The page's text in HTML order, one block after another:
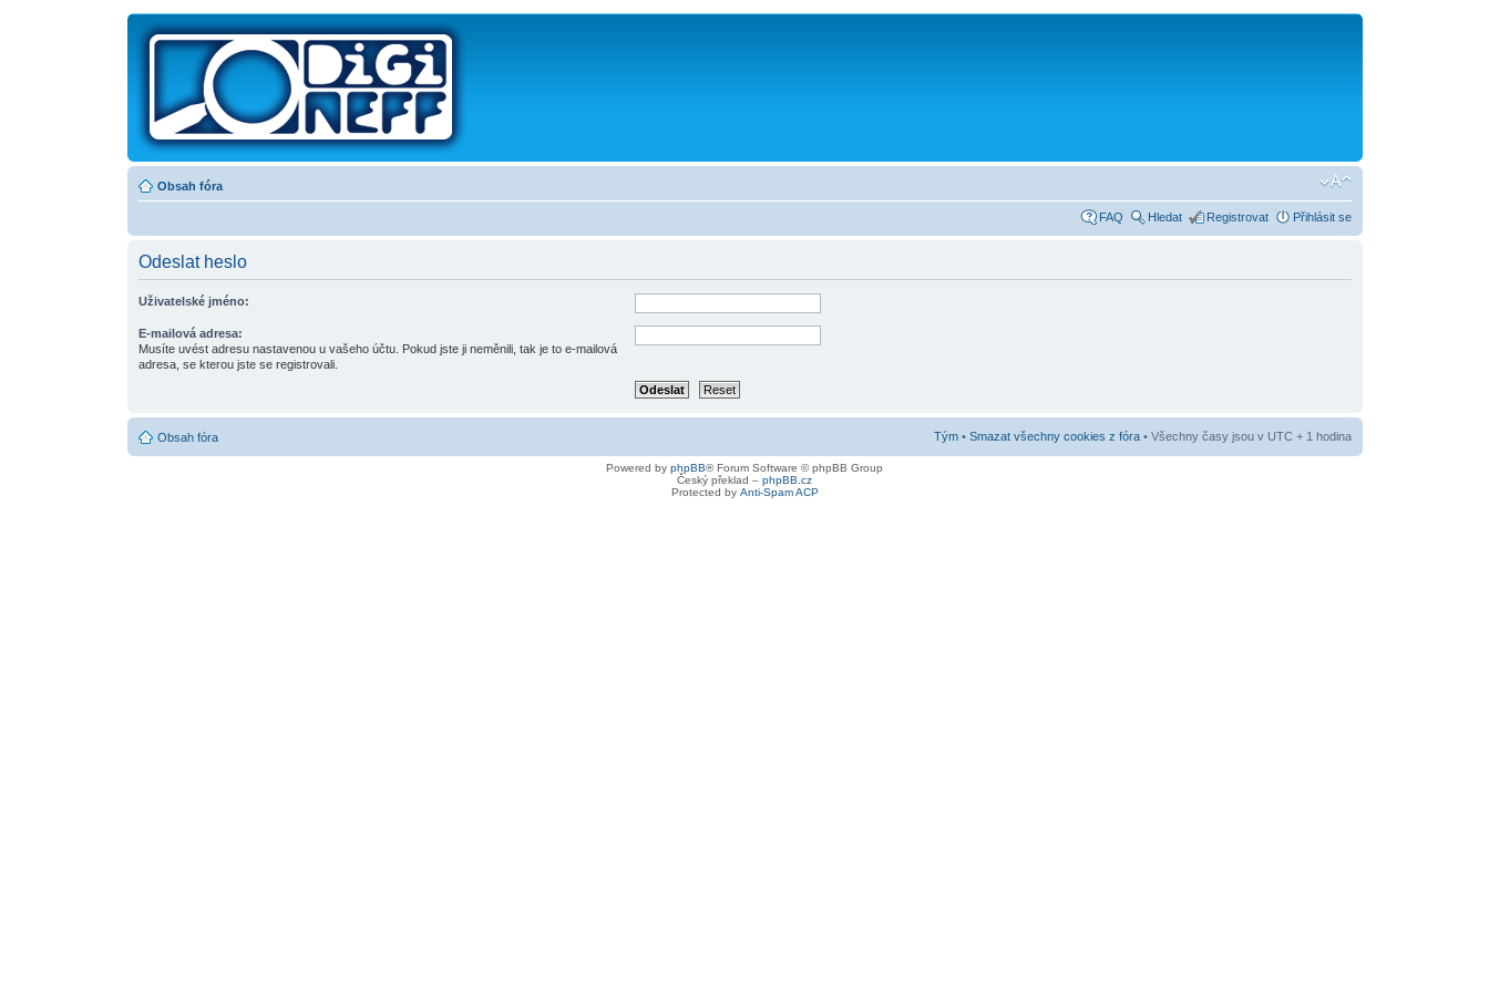
Obsah fóra
FAQ Hledat Registrovat Přihlásit se
Odeslat heslo
Uživatelské jméno:
E-mailová adresa:
Musíte uvést adresu nastavenou u vašeho účtu. Pokud jste ji neměnili, tak je to e-mailová
adresa, se kterou jste se registrovali.
Obsah fóra Tým• Smazat všechny cookies z fóra• Všechny časy jsou v UTC + 1 hodina
Powered by phpBB® Forum Software © phpBB Group
Český překlad – phpBB.cz
Protected by Anti-Spam ACP